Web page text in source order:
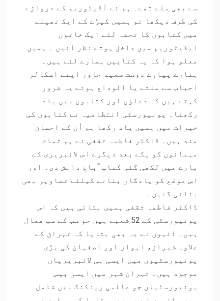
سے بھی ملے تھے۔ ہم نے آڈیٹوریم کے دروازے
کی طرف دیکھا تو ہمیں کپڑے کے ایک تھیلے
میں کتابوں کا تحفہ لئے ایک خاتون
ایڈیٹوریم میں داخل ہوتے نظر آئیں ۔ ہمیں
معلو ہوا کہ یہ کتابیں ہمارے لئے ہیں۔
ہمارے پیارے دوست سعید خاور اپنے اسکالر
احباب سے ملتے یا الوداع ہوتے یہ ضرور
کہتے ہیں کہ دعاؤں اور کتابوں میں یاد
رکھنا۔ یونیورسٹی انتظامیہ نے کتابوں کی
خیرات میں ہمیں یاد رکھا ہم اُن کے احسان
مند ہیں۔ ڈاکٹر فاطمہ ثقفی نے ہم تمام
مہمانوں کو یکے بعد دیگرے اس لائبریری کے
بارے میں لکھی گئی کتاب “باغ دانش دی۔ اور
اس موقع کو یادگار بنانے کیلئے تصاویر بھی
بنائی گئیں۔
ڈاکٹر فاطمہ ثقفی ہمیں بتاتی ہیں کہ اس
یونیورسٹی کے 52 شعبے ہیں جو سب کے سب فعال
ہیں۔ انہوں نے یہ بھی بتایا کہ تہران کے
علاوہ شیراز، اہواز اور اصفہان کی بڑی
یونیورسٹیوں میں ایسی ہی لائبریریاں
موجود ہیں۔ تہران شہر میں ایسی بیس
یونیورسٹیاں جو عالمی رینکنگ میں شامل